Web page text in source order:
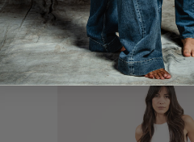
Lena Loose Misty Ocean
129,95 €
64,98 €